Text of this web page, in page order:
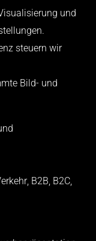
und
steuern wir
Bild- und
B2B, B2C,